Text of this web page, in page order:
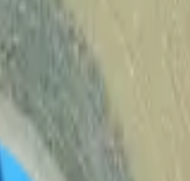
Soporte Técnico LGP/Acrilico